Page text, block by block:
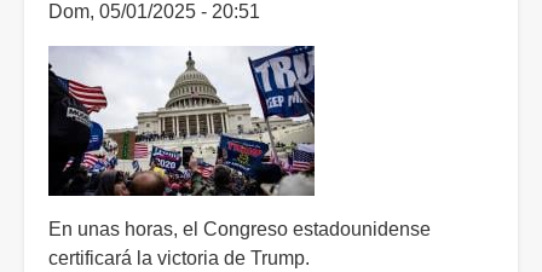
Dom, 05/01/2025 - 20:51
En unas horas, el Congreso estadounidense
certificará la victoria de Trump.